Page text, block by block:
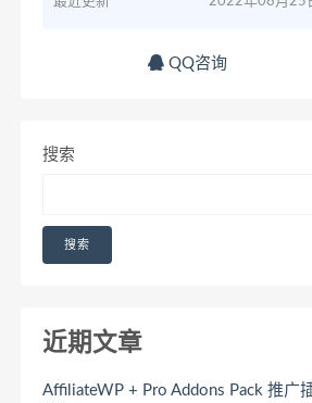
QQ咨询
搜索
搜索
近期文章
AffiliateWP + Pro Addons Pack 推广